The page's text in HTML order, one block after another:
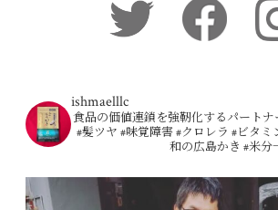
ishmaelllc
食品の価値連鎖を強靭化するパートナ
#髪ツヤ #味覚障害 #クロレラ #ビタミ
和の広島かき #米分